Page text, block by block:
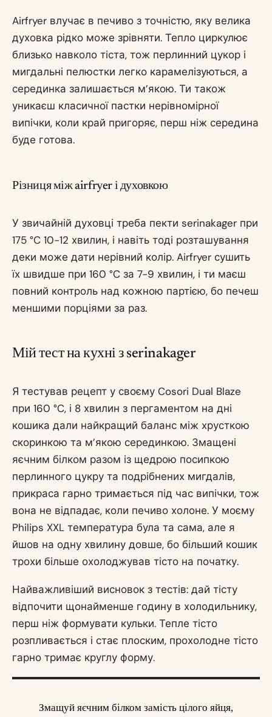
Airfryer влучає в печиво з точністю, яку велика
духовка рідко може зрівняти. Тепло циркулює
близько навколо тіста, тож перлинний цукор і
мигдальні пелюстки легко карамелізуються, а
серединка залишається м’якою. Ти також
уникаєш класичної пастки нерівномірної
випічки, коли край пригоряє, перш ніж середина
буде готова.
Різниця між airfryer і духовкою
У звичайній духовці треба пекти serinakager при
175 °C 10-12 хвилин, і навіть тоді розташування
деки може дати нерівний колір. Airfryer сушить
їх швидше при 160 °C за 7-9 хвилин, і ти маєш
повний контроль над кожною партією, бо печеш
меншими порціями за раз.
Мій тест на кухні з serinakager
Я тестував рецепт у своєму Cosori Dual Blaze
при 160 °C, і 8 хвилин з пергаментом на дні
кошика дали найкращий баланс між хрусткою
скоринкою та м’якою серединкою. Змащені
яєчним білком разом із щедрою посипкою
перлинного цукру та подрібнених мигдалів,
прикраса гарно тримається під час випічки, тож
вона не відпадає, коли печиво холоне. У моєму
Philips XXL температура була та сама, але я
йшов на одну хвилину довше, бо більший кошик
трохи більше охолоджував тісто на початку.
Найважливіший висновок з тестів: дай тісту
відпочити щонайменше годину в холодильнику,
перш ніж формувати кульки. Тепле тісто
розпливається і стає плоским, прохолодне тісто
гарно тримає круглу форму.
Змащуй яєчним білком замість цілого яйця,